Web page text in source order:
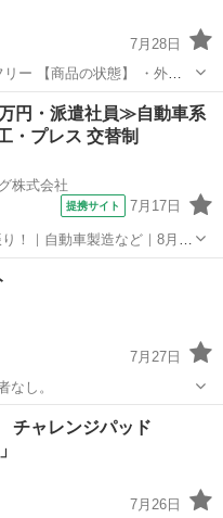
7月28日
リー 【商品の状態】 ・外
に目立つ傷や汚れはなく綺
字焼け（焼き付き）**がご
円・派遣社員≫自動車系
・プレス 交替制
株式会社
提携サイト 7月17日
！｜自動車製造など｜8月入
時給2,050円！さらに長く働
7月27日
なし。
チャレンジパッド
7月26日